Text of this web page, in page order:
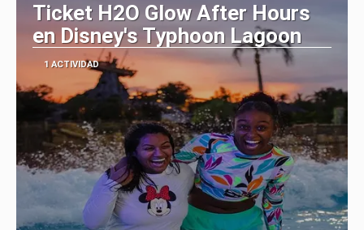
Ticket H2O Glow After Hours
en Disney's Typhoon Lagoon
1 ACTIVIDAD